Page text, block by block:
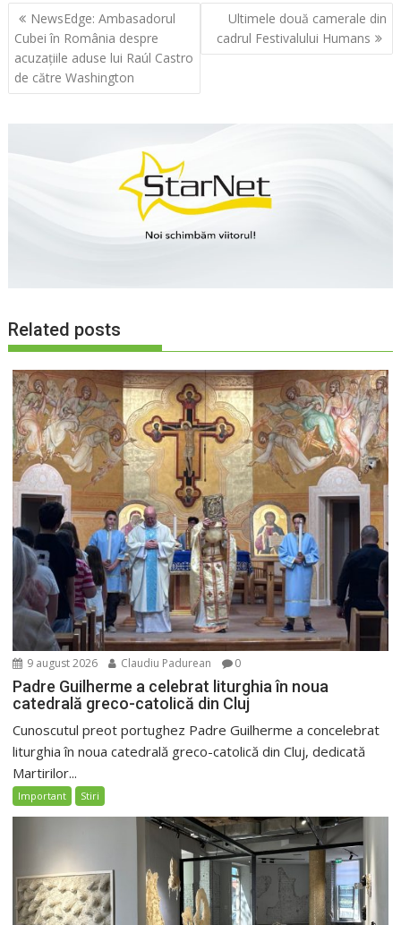
Navigare
în
articole
NewsEdge: Ambasadorul
Cubei în România despre
acuzațiile aduse lui Raúl Castro
de către Washington
Ultimele două camerale din
cadrul Festivalului Humans
Related posts
9 august 2026 Claudiu Padurean 0
Padre Guilherme a celebrat liturghia în noua
catedrală greco-catolică din Cluj
Cunoscutul preot portughez Padre Guilherme a concelebrat
liturghia în noua catedrală greco-catolică din Cluj, dedicată
Martirilor...
Important Stiri